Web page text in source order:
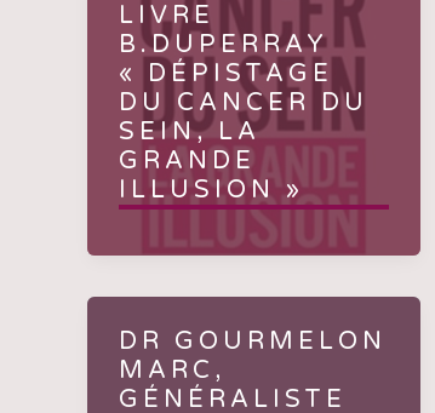
LIVRE
B.DUPERRAY
« DÉPISTAGE
DU CANCER DU
SEIN, LA
GRANDE
ILLUSION »
DR GOURMELON
MARC,
GÉNÉRALISTE